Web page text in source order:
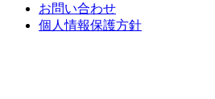
お問い合わせ
個人情報保護方針